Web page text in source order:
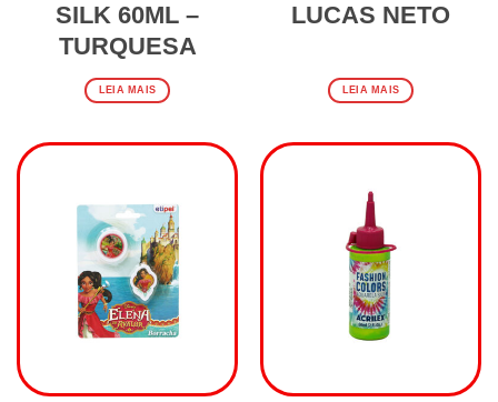
SILK 60ML –
TURQUESA
LEIA MAIS
LUCAS NETO
LEIA MAIS